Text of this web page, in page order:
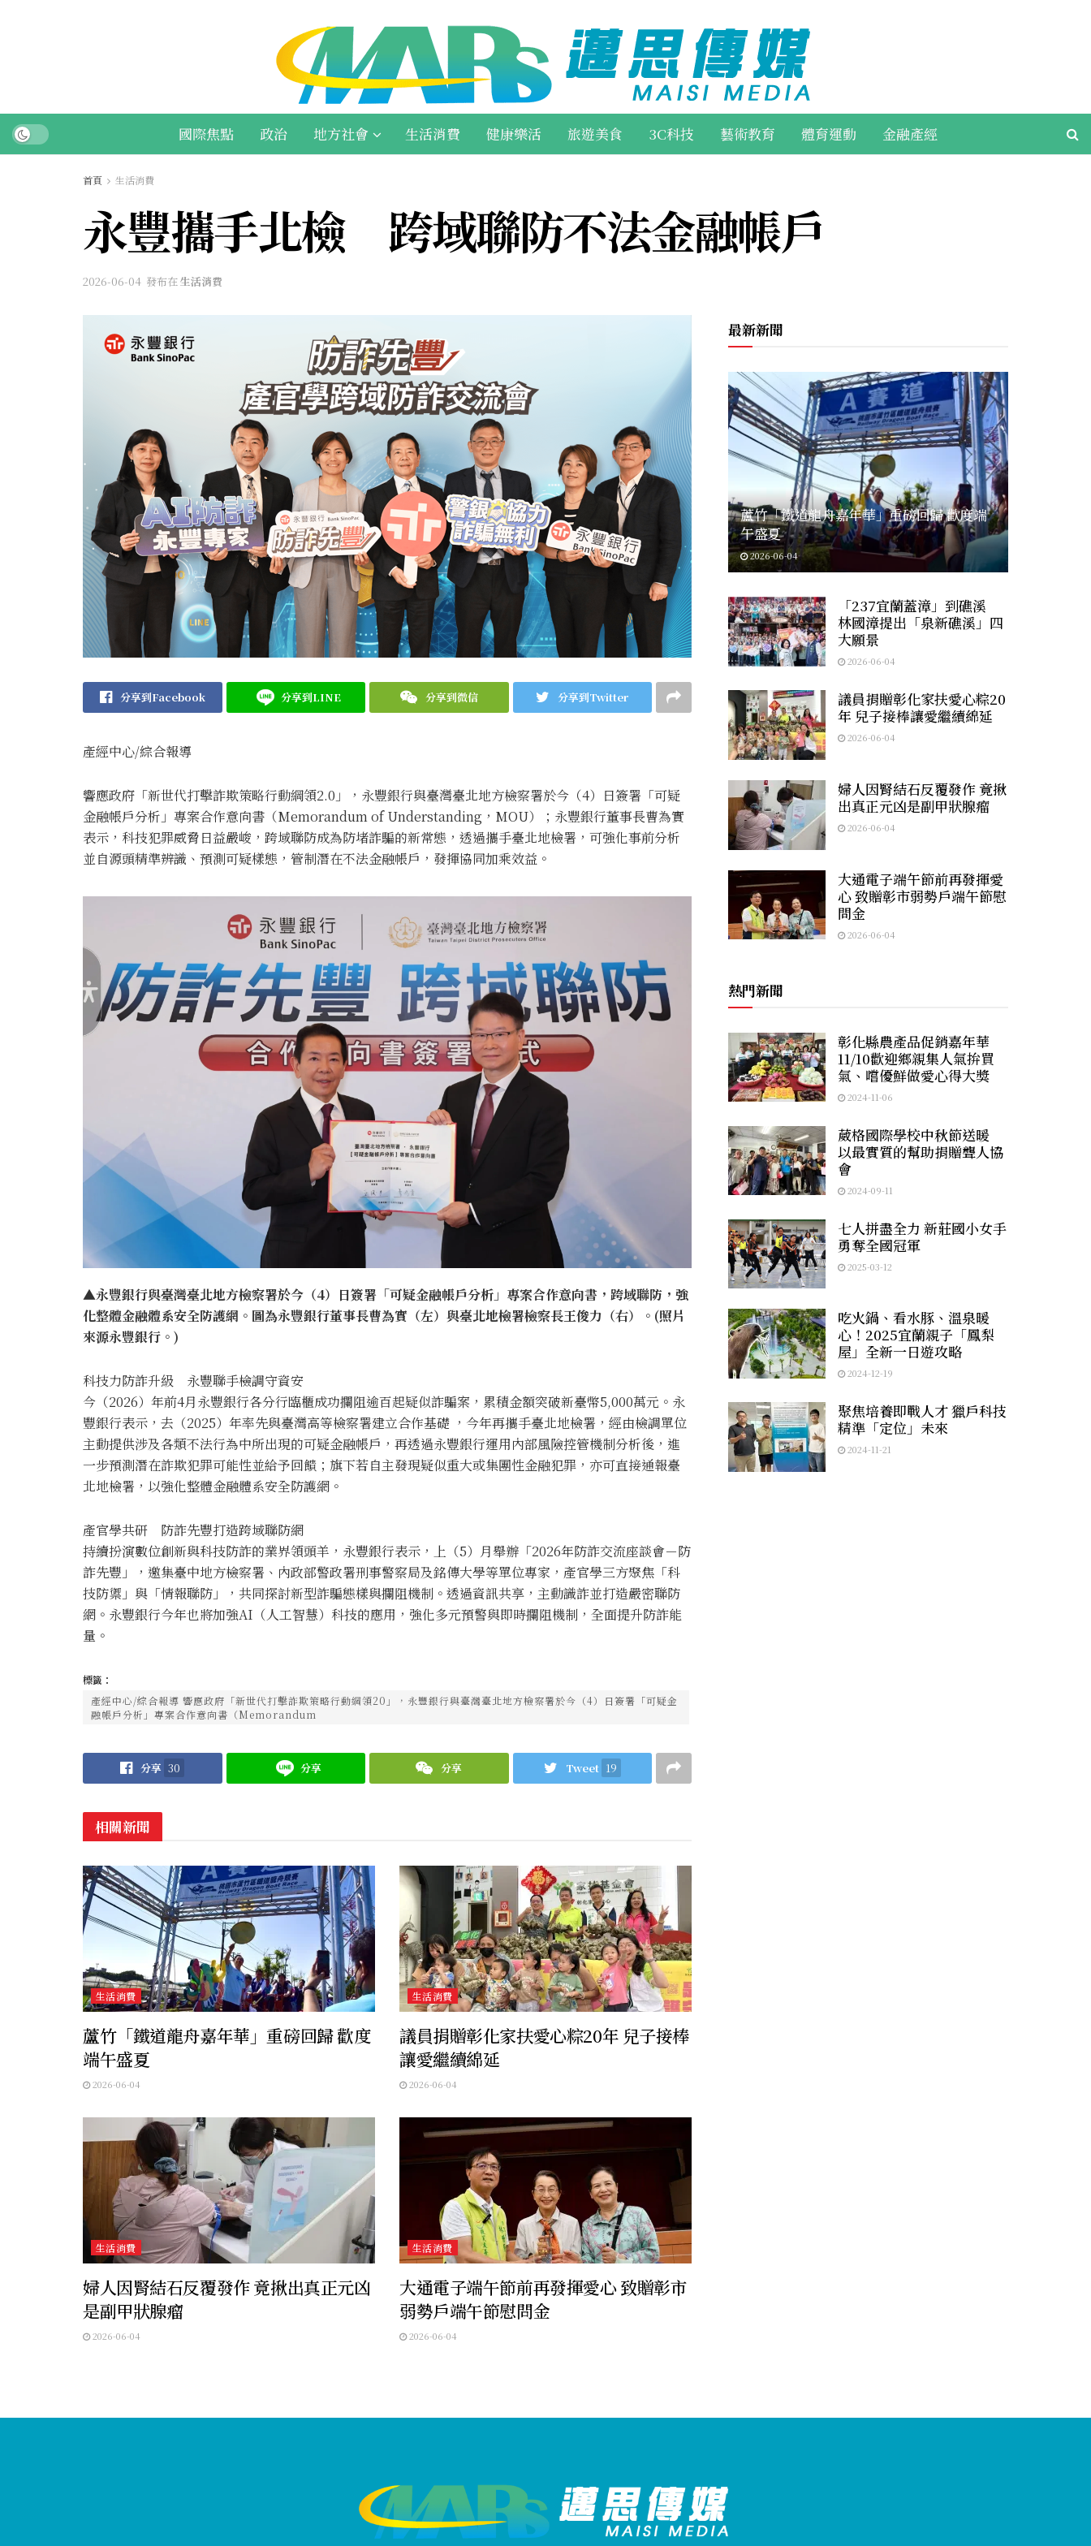
國際焦點 政治 地方社會 生活消費 健康樂活 旅遊美食 3C科技 藝術教育 體育運動 金融產經
首頁 生活消費
永豐攜手北檢 跨域聯防不法金融帳戶
2026-06-04 發布在生活消費
分享到Facebook 分享到LINE 分享到微信 分享到Twitter
產經中心/綜合報導
響應政府「新世代打擊詐欺策略行動綱領2.0」，永豐銀行與臺灣臺北地方檢察署於今（4）日簽署「可疑
金融帳戶分析」專案合作意向書（Memorandum of Understanding，MOU）；永豐銀行董事長曹為實
表示，科技犯罪威脅日益嚴峻，跨域聯防成為防堵詐騙的新常態，透過攜手臺北地檢署，可強化事前分析
並自源頭精準辨識、預測可疑樣態，管制潛在不法金融帳戶，發揮協同加乘效益。
▲永豐銀行與臺灣臺北地方檢察署於今（4）日簽署「可疑金融帳戶分析」專案合作意向書，跨域聯防，強
化整體金融體系安全防護網。圖為永豐銀行董事長曹為實（左）與臺北地檢署檢察長王俊力（右）。(照片
來源永豐銀行。)
科技力防詐升級 永豐聯手檢調守資安
今（2026）年前4月永豐銀行各分行臨櫃成功攔阻逾百起疑似詐騙案，累積金額突破新臺幣5,000萬元。永
豐銀行表示，去（2025）年率先與臺灣高等檢察署建立合作基礎 ，今年再攜手臺北地檢署，經由檢調單位
主動提供涉及各類不法行為中所出現的可疑金融帳戶，再透過永豐銀行運用內部風險控管機制分析後，進
一步預測潛在詐欺犯罪可能性並給予回饋；旗下若自主發現疑似重大或集團性金融犯罪，亦可直接通報臺
北地檢署，以強化整體金融體系安全防護網。
產官學共研 防詐先豐打造跨域聯防網
持續扮演數位創新與科技防詐的業界領頭羊，永豐銀行表示，上（5）月舉辦「2026年防詐交流座談會－防
詐先豐」，邀集臺中地方檢察署、內政部警政署刑事警察局及銘傳大學等單位專家，產官學三方聚焦「科
技防禦」與「情報聯防」，共同探討新型詐騙態樣與攔阻機制。透過資訊共享，主動識詐並打造嚴密聯防
網。永豐銀行今年也將加強AI（人工智慧）科技的應用，強化多元預警與即時攔阻機制，全面提升防詐能
量。
標籤：
產經中心/綜合報導 響應政府「新世代打擊詐欺策略行動綱領20」，永豐銀行與臺灣臺北地方檢察署於今（4）日簽署「可疑金
融帳戶分析」專案合作意向書（Memorandum
分享 30 分享 分享 Tweet 19
相關新聞
生活消費
蘆竹「鐵道龍舟嘉年華」重磅回歸 歡度
端午盛夏
2026-06-04
生活消費
議員捐贈彰化家扶愛心粽20年 兒子接棒
讓愛繼續綿延
2026-06-04
生活消費
婦人因腎結石反覆發作 竟揪出真正元凶
是副甲狀腺瘤
2026-06-04
生活消費
大通電子端午節前再發揮愛心 致贈彰市
弱勢戶端午節慰問金
2026-06-04
最新新聞
蘆竹「鐵道龍舟嘉年華」重磅回歸 歡度端
午盛夏
2026-06-04
「237宜蘭蓋漳」到礁溪
林國漳提出「泉新礁溪」四
大願景
2026-06-04
議員捐贈彰化家扶愛心粽20
年 兒子接棒讓愛繼續綿延
2026-06-04
婦人因腎結石反覆發作 竟揪
出真正元凶是副甲狀腺瘤
2026-06-04
大通電子端午節前再發揮愛
心 致贈彰市弱勢戶端午節慰
問金
2026-06-04
熱門新聞
彰化縣農產品促銷嘉年華
11/10歡迎鄉親集人氣拚買
氣、嚐優鮮做愛心得大獎
2024-11-06
葳格國際學校中秋節送暖
以最實質的幫助捐贈聾人協
會
2024-09-11
七人拼盡全力 新莊國小女手
勇奪全國冠軍
2025-03-12
吃火鍋、看水豚、溫泉暖
心！2025宜蘭親子「鳳梨
屋」全新一日遊攻略
2024-12-19
聚焦培養即戰人才 獵戶科技
精準「定位」未來
2024-11-21